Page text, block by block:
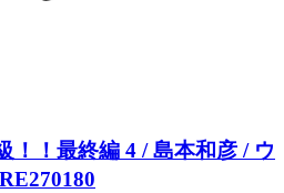
！！最終編 4 / 島本和彦 / ウ